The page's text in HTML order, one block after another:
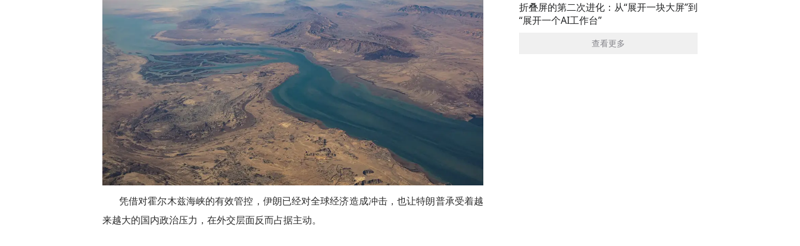
凭借对霍尔木兹海峡的有效管控，伊朗已经对全球经济造成冲击，也让特朗普承受着越
来越大的国内政治压力，在外交层面反而占据主动。
折叠屏的第二次进化：从“展开一块大屏”到
“展开一个AI工作台”
查看更多